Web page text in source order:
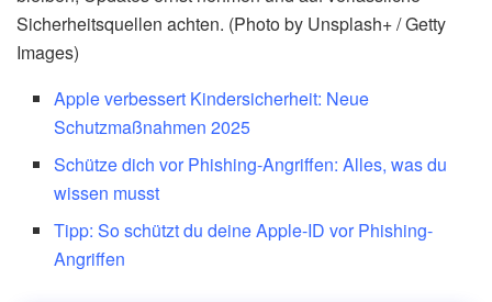
Sicherheitsquellen achten. (Photo by Unsplash+ / Getty
Images)
Apple verbessert Kindersicherheit: Neue
Schutzmaßnahmen 2025
Schütze dich vor Phishing-Angriffen: Alles, was du
wissen musst
Tipp: So schützt du deine Apple-ID vor Phishing-
Angriffen